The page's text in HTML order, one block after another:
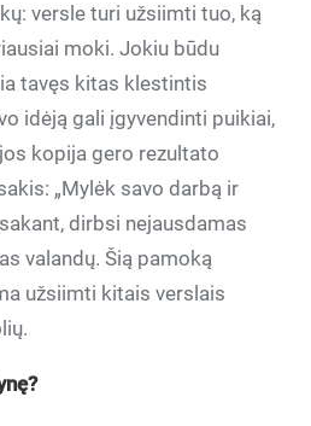
versle turi užsiimti tuo, ką
moki. Jokiu būdu
tavęs kitas klestintis
idėją gali įgyvendinti puikiai,
kopija gero rezultato
„Mylėk savo darbą ir
dirbsi nejausdamas
valandų. Šią pamoką
užsiimti kitais verslais